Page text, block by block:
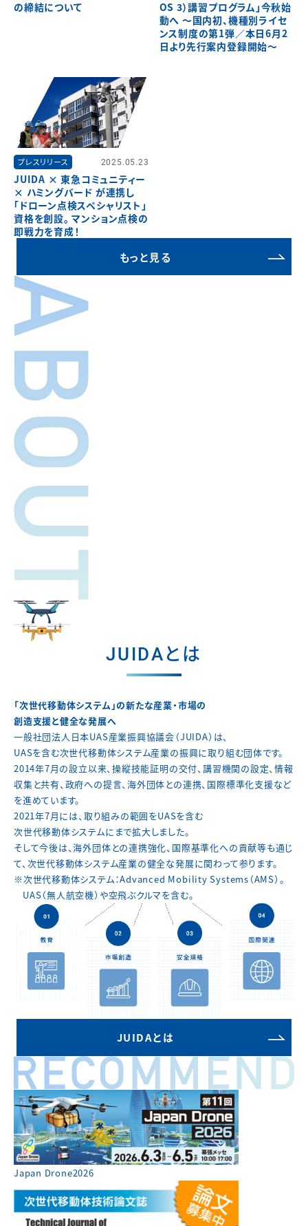
の締結について
OS 3）講習プログラム」今秋始
動へ ～国内初、機種別ライセ
ンス制度の第1弾／本日6月2
日より先行案内登録開始～
プレスリリース 2025.05.23
JUIDA × 東急コミュニティー
× ハミングバード が連携し
「ドローン点検スペシャリスト」
資格を創設。 マンション点検の
即戦力を育成！
もっと見る
JUIDAとは
「次世代移動体システム」の新たな産業・市場の
創造支援と健全な発展へ
一般社団法人日本UAS産業振興協議会（JUIDA）は、
UASを含む次世代移動体システム産業の振興に取り組む団体です。
2014年7月の設立以来、操縦技能証明の交付、講習機関の設定、情報
収集と共有、政府への提言、海外団体との連携、 国際標準化支援など
を進めています。
2021年7月には、取り組みの範囲をUASを含む
次世代移動体システムにまで拡大しました。
そして今後は、海外団体との連携強化、国際基準化への貢献等も通じ
て、 次世代移動体システム産業の健全な発展に関わって参ります。
※次世代移動体システム：Advanced Mobility Systems（AMS）。
UAS（無人航空機）や空飛ぶクルマを含む。
JUIDAとは
Japan Drone2026